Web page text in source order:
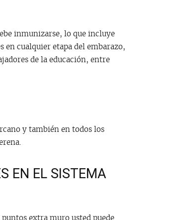
inmunizarse, lo que incluye
en cualquier etapa del embarazo,
de la educación, entre
y también en todos los
EN EL SISTEMA
extra muro usted puede